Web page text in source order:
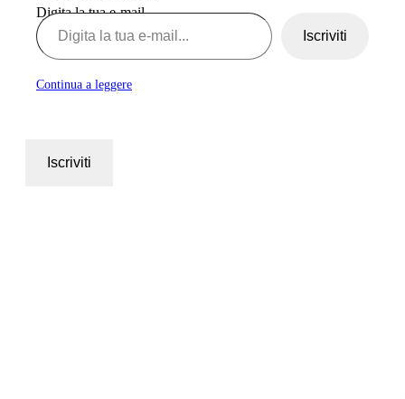
Digita la tua e-mail...
Iscriviti
Continua a leggere
Iscriviti